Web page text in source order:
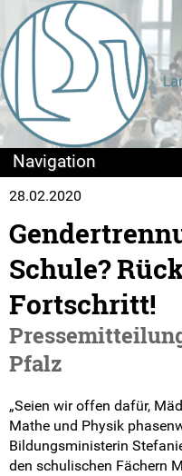
Die LSV
Positionen &
Stellungnahmen
Publikationen
Pressemitteilungen
Medienberichte
28.02.2020
Schule?
Fortschritt!
Pfalz
„Seien wir offen dafür,
Mathe und Physik
Bildungsministerin
den schulischen Fächern